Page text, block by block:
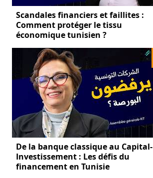
Scandales financiers et faillites :
Comment protéger le tissu
économique tunisien ?
De la banque classique au Capital-
Investissement : Les défis du
financement en Tunisie